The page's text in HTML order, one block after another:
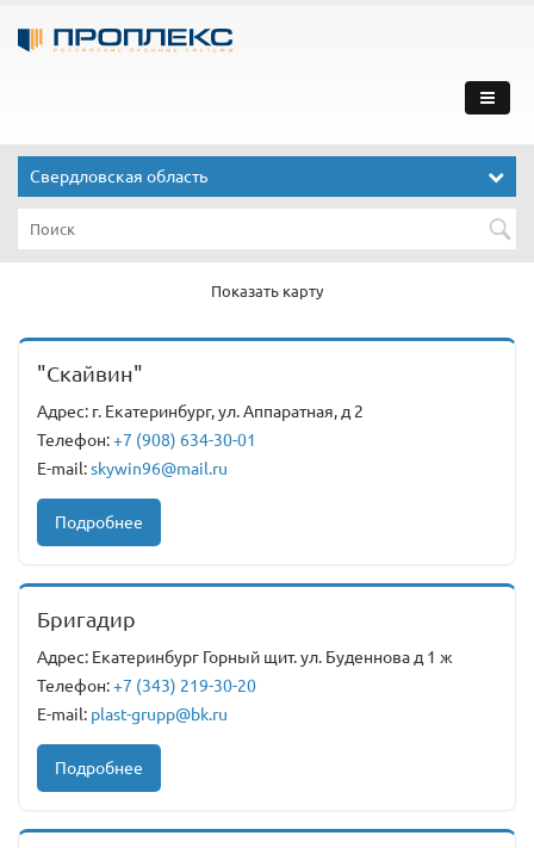
Свердловская область
Показать карту
"Скайвин"
Адрес: г. Екатеринбург, ул. Аппаратная, д 2
Телефон:+7 (908) 634-30-01
E-mail:skywin96@mail.ru
Подробнее
Бригадир
Адрес: Екатеринбург Горный щит. ул. Буденнова д 1 ж
Телефон:+7 (343) 219-30-20
E-mail: plast-grupp@bk.ru
Подробнее